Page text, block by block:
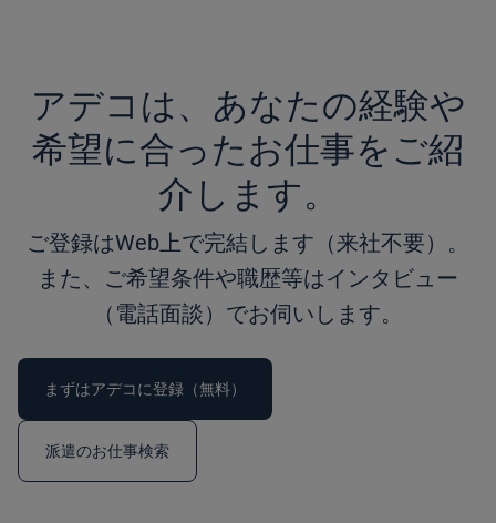
アデコは、あなたの経験や
希望に合ったお仕事をご紹
介します。
ご登録はWeb上で完結します（来社不要）。
また、ご希望条件や職歴等はインタビュー
（電話面談）でお伺いします。
まずはアデコに登録（無料）
派遣のお仕事検索